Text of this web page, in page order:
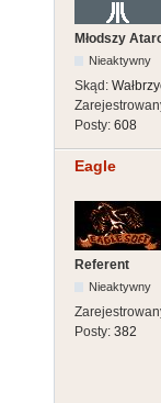
Młodszy
Nieaktywny
Skąd:
Posty: 608
Eagle
Referent
Nieaktywny
Posty: 382